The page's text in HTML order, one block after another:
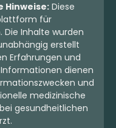
Hinweise:Diese
für
Die Inhalte wurden
erstellt
Erfahrungen und
dienen
und
medizinische
gesundheitlichen